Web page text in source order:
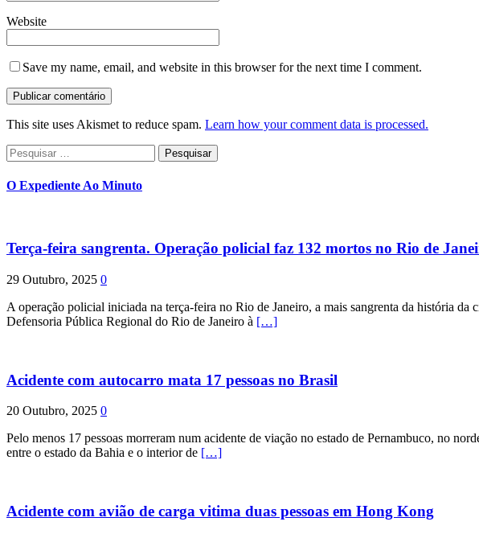
Website
Save my name, email, and website in this browser for the next time I comment.
This site uses Akismet to reduce spam. Learn how your comment data is processed.
Pesquisar
por:
O Expediente Ao Minuto
Terça-feira sangrenta. Operação policial faz 132 mortos no Rio de
29 Outubro, 2025 0
A operação policial iniciada na terça-feira no Rio de Janeiro, a mais sangrenta da história
Defensoria Pública Regional do Rio de Janeiro à […]
Acidente com autocarro mata 17 pessoas no Brasil
20 Outubro, 2025 0
Pelo menos 17 pessoas morreram num acidente de viação no estado de Pernambuco, no
entre o estado da Bahia e o interior de […]
Acidente com avião de carga vitima duas pessoas em Hong Kong